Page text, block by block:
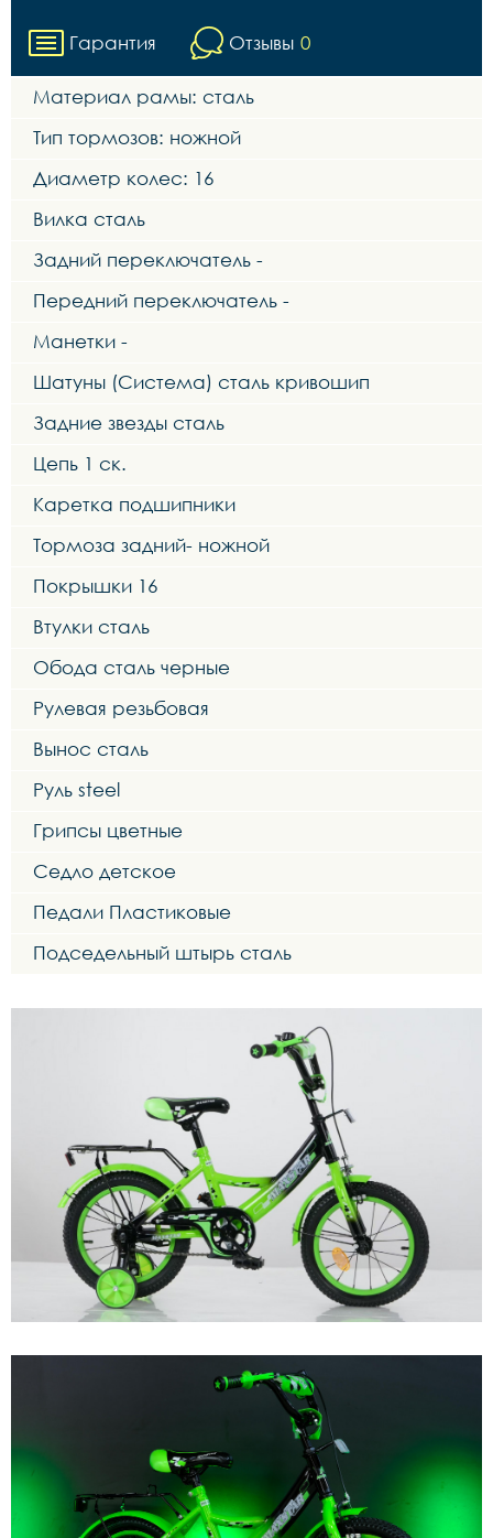
Гарантия Отзывы 0
Материал рамы: сталь
Тип тормозов: ножной
Диаметр колес: 16
Вилка сталь
Задний переключатель -
Передний переключатель -
Манетки -
Шатуны (Система) сталь кривошип
Задние звезды сталь
Цепь 1 ск.
Каретка подшипники
Тормоза задний- ножной
Покрышки 16
Втулки сталь
Обода сталь черные
Рулевая резьбовая
Вынос сталь
Руль steel
Грипсы цветные
Седло детское
Педали Пластиковые
Подседельный штырь сталь